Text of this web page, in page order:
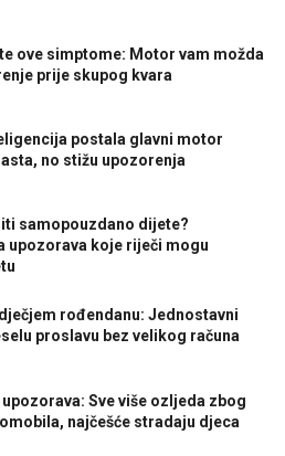
ove simptome: Motor vam možda
prije skupog kvara
postala glavni motor
no stižu upozorenja
samopouzdano dijete?
upozorava koje riječi mogu
rođendanu: Jednostavni
proslavu bez velikog računa
Sve više ozljeda zbog
najčešće stradaju djeca